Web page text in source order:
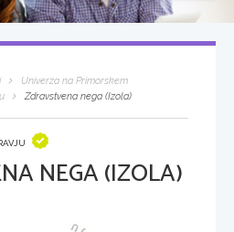
Univerza na Primorskem
Zdravstvena nega (Izola)
NEGA (IZOLA)